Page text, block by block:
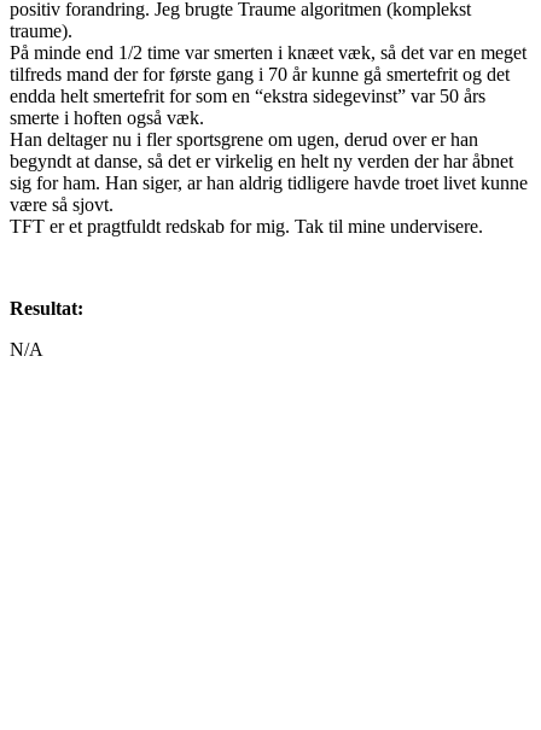
positiv forandring. Jeg brugte Traume algoritmen (komplekst
traume).
På minde end 1/2 time var smerten i knæet væk, så det var en meget
tilfreds mand der for første gang i 70 år kunne gå smertefrit og det
endda helt smertefrit for som en “ekstra sidegevinst” var 50 års
smerte i hoften også væk.
Han deltager nu i fler sportsgrene om ugen, derud over er han
begyndt at danse, så det er virkelig en helt ny verden der har åbnet
sig for ham. Han siger, ar han aldrig tidligere havde troet livet kunne
være så sjovt.
TFT er et pragtfuldt redskab for mig. Tak til mine undervisere.
Resultat:
N/A